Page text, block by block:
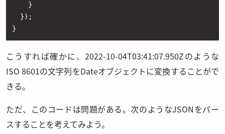
    }
  });
}
こうすれば確かに、2022-10-04T03:41:07.950Zのような
ISO 8601の文字列をDateオブジェクトに変換することがで
きる。
ただ、このコードは問題がある。次のようなJSONをパー
スすることを考えてみよう。